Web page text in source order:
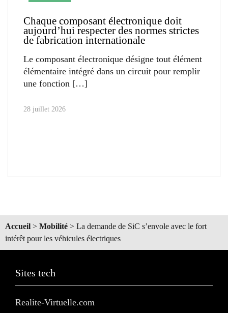
Chaque composant électronique doit
aujourd’hui respecter des normes strictes
de fabrication internationale
Le composant électronique désigne tout élément
élémentaire intégré dans un circuit pour remplir
une fonction
28 juillet 2026
Accueil > Mobilité > La demande de SiC s’envole avec le fort
intérêt pour les véhicules électriques
Sites tech
Realite-Virtuelle.com